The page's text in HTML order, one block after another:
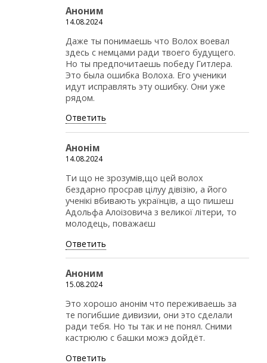
Аноним
14.08.2024
Даже ты понимаешь что Волох воевал
здесь с немцами ради твоего будущего.
Но ты предпочитаешь победу Гитлера.
Это была ошибка Волоха. Его ученики
идут исправлять эту ошибку. Они уже
рядом.
Ответить
Анонім
14.08.2024
Ти що не зрозумів,що цей волох
бездарно просрав цілуу дівізію, а його
ученікі вбивають українців, а що пишеш
Адольфа Алоізовича з великої літери, то
молодець, поважаєш
Ответить
Аноним
15.08.2024
Это хорошо анонiм что переживаешь за
те погибшие дивизии, они это сделали
ради тебя. Но ты так и не понял. Сними
кастрюлю с башки можэ дойдёт.
Ответить